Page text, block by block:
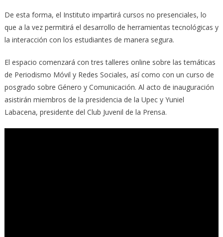
De esta forma, el Instituto impartirá cursos no presenciales, lo
que a la vez permitirá el desarrollo de herramientas tecnológicas y
la interacción con los estudiantes de manera segura.
El espacio comenzará con tres talleres online sobre las temáticas
de Periodismo Móvil y Redes Sociales, así como con un curso de
posgrado sobre Género y Comunicación. Al acto de inauguración
asistirán miembros de la presidencia de la Upec y Yuniel
Labacena, presidente del Club Juvenil de la Prensa.